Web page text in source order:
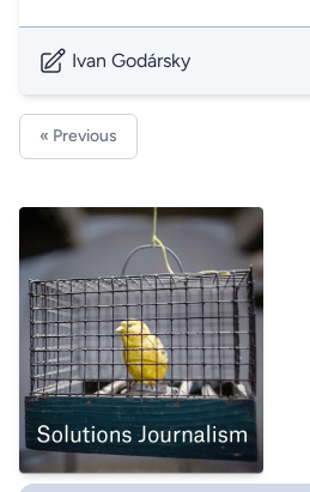
Ivan Godársky
« Previous